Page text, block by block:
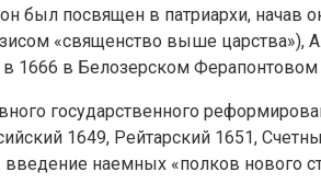
посвящен в патриархи, начав
«священство выше царства»),
1666 в Белозерском
государственного
1649, Рейтарский 1651,
наемных «полков нового